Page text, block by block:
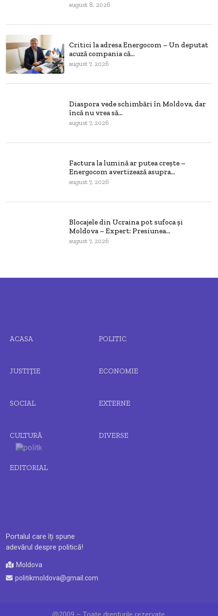
august 8, 2026
Critici la adresa Energocom – Un deputat
acuză compania că...
august 7, 2026
Diaspora vede schimbări în Moldova, dar
încă nu vrea să...
august 7, 2026
Factura la lumină ar putea crește –
Energocom avertizează asupra...
august 7, 2026
Blocajele din Ucraina pot sufoca și
Moldova – Expert: Presiunea...
august 7, 2026
Portalul care îți spune
adevărul despre politică!
Moldova
politikmoldova@gmail.com
ACASA POLITIC
JUSTIȚIE ECONOMIE
SOCIAL EXTERNE
CULTURĂ DIVERSE
EDITORIAL